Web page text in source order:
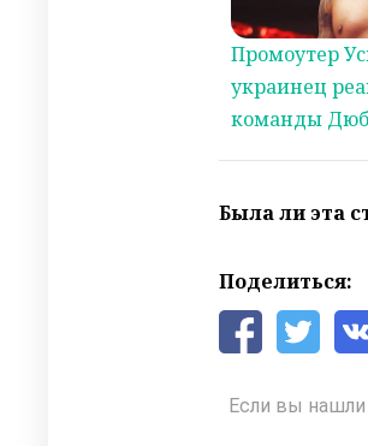
Промоутер
украинец
команды
Была ли эта
Поделиться:
Если вы